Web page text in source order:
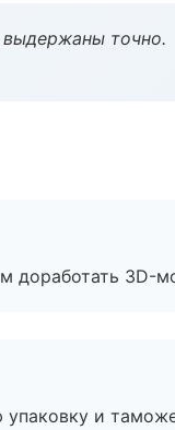
точно.
доработать 3D-
и